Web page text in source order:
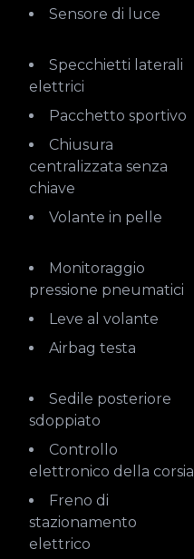
Sensore di luce
Specchietti laterali
elettrici
Pacchetto sportivo
Chiusura
centralizzata senza
chiave
Volante in pelle
Monitoraggio
pressione pneumatici
Leve al volante
Airbag testa
Sedile posteriore
sdoppiato
Controllo
elettronico della corsia
Freno di
stazionamento
elettrico